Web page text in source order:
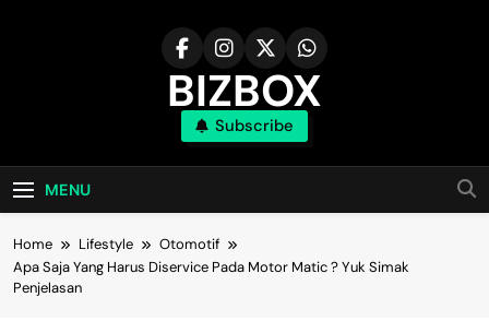
BIZBOX
Bizbox – Media Informasi Terkini
Subscribe
MENU
Home Lifestyle
Otomotif
Apa Saja Yang Harus Diservice Pada Motor Matic ? Yuk Simak
Penjelasan